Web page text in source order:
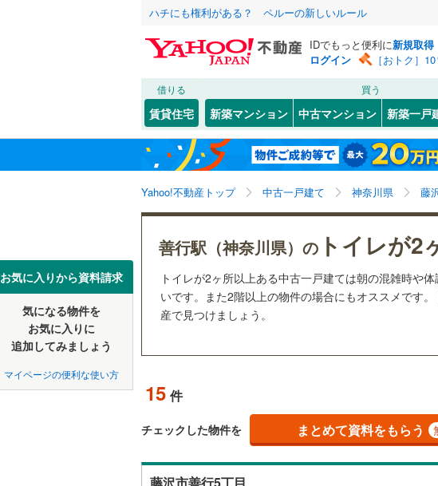
ハチにも権利がある？ ペルーの新しいルール
IDでもっと便利に新規取得
ログイン
［おトク］
借りる
賃貸住宅
買う
新築マンション 中古マンション 新築一戸
Yahoo!不動産トップ 中古一戸建て 神奈川県 藤
お気に入りから資料請求
気になる物件を
お気に入りに
追加してみましょう
マイページの便利な使い方
善行駅（神奈川県）の トイレが2
トイレが2ヶ所以上ある中古一戸建ては朝の混雑時や
いです。また2階以上の物件の場合にもオススメです
産で見つけましょう。
15 件
チェックした物件を まとめて資料をもらう
藤沢市善行5丁目
北海道 北海道
東北 青森 岩手
関東 東京 神奈川
新潟 長野
東海 愛知 岐阜
近畿
中国 鳥取 島根
福岡 佐賀
JR 函館本線(16)
石勝線(0)
根室本線(9)
石北本線
(5)
常磐線(410)
高崎線(463
両毛線(157)
大湊線(0)
(21) (25) (27)
(14) (36 ) (11 (17)
こだわり条件 リフォーム、リノベーション
リノベーション・リフ
（13）
設備
駐車場2台以上
（4
ＴＶモニタ付インター
間取り、居室全体
二世帯向け（0）
サービスルーム（納戸
この検索条